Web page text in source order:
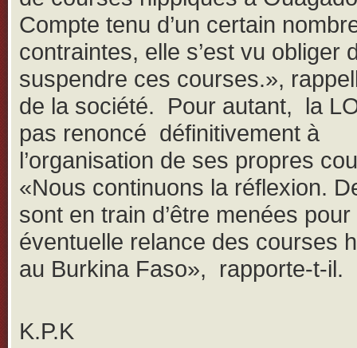
Compte tenu d’un certain
contraintes, elle s’est vu obliger
suspendre ces courses.»,
de la société. Pour autant, la
pas renoncé définitivement à
l’organisation de ses propres
«Nous continuons la réflexion.
sont en train d’être menées
éventuelle relance des courses
au Burkina Faso», rapporte-t-il.
K.P.K